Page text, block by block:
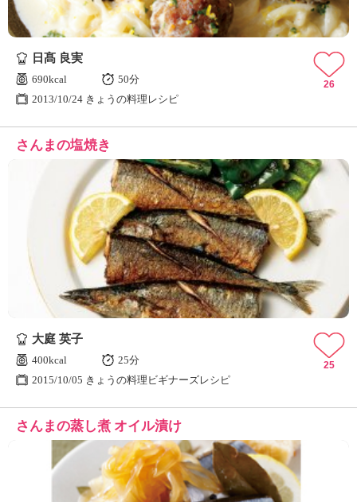
日髙 良実
690kcal
50分
2013/10/24 きょうの料理レシピ
26
さんまの塩焼き
大庭 英子
400kcal
25分
2015/10/05 きょうの料理ビギナーズレシピ
25
さんまの蒸し煮 オイル漬け